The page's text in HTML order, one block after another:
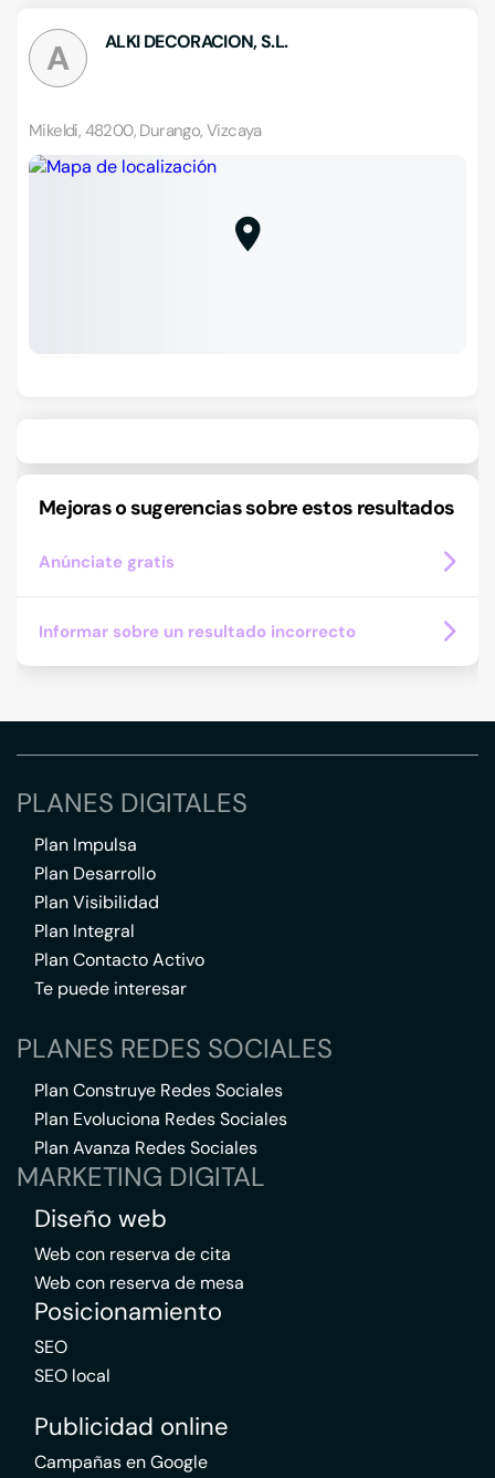
A ALKI DECORACION, S.L.
Mikeldi, 48200, Durango, Vizcaya
Mejoras o sugerencias sobre estos resultados
Anúnciate gratis
Informar sobre un resultado incorrecto
PLANES DIGITALES
Plan Impulsa
Plan Desarrollo
Plan Visibilidad
Plan Integral
Plan Contacto Activo
Te puede interesar
PLANES REDES SOCIALES
Plan Construye Redes Sociales
Plan Evoluciona Redes Sociales
Plan Avanza Redes Sociales
MARKETING DIGITAL
Diseño web
Web con reserva de cita
Web con reserva de mesa
Posicionamiento
SEO
SEO local
Publicidad online
Campañas en Google